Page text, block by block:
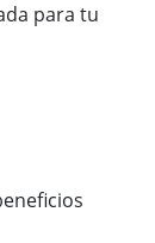
para tu